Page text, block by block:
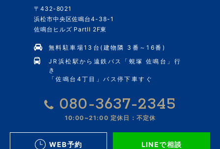
〒432-8021
浜松市中央区佐鳴台4-38-1
佐鳴台ヒルズ PartII 2F東
無料駐車場13台(建物隣 3番～16番)
JR浜松駅から遠鉄バス「蜆塚 佐鳴台」行
き
「佐鳴台4丁目」バス停下車すぐ
080-3637-2345
10:00~21:00 定休日：不定休
WEB予約 LINEで相談